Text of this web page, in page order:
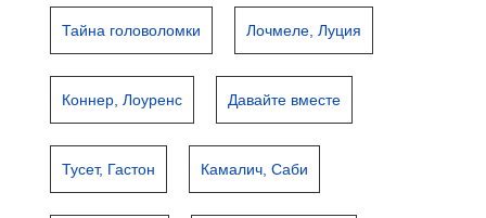
Тайна головоломки Лочмеле, Луция
Коннер, Лоуренс Давайте вместе
Тусет, Гастон Камалич, Саби